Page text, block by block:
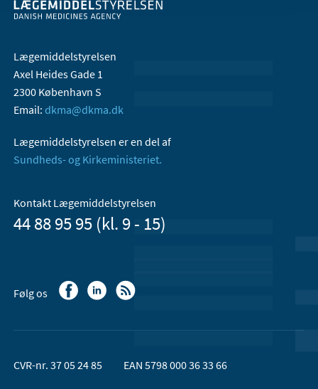
Lægemiddelstyrelsen
Axel Heides Gade 1
2300 København S
Email: dkma@dkma.dk
Lægemiddelstyrelsen er en del af
Sundheds- og Kirkeministeriet.
Kontakt Lægemiddelstyrelsen
44 88 95 95 (kl. 9 - 15)
Følg os
CVR-nr. 37 05 24 85 EAN 5798 000 36 33 66